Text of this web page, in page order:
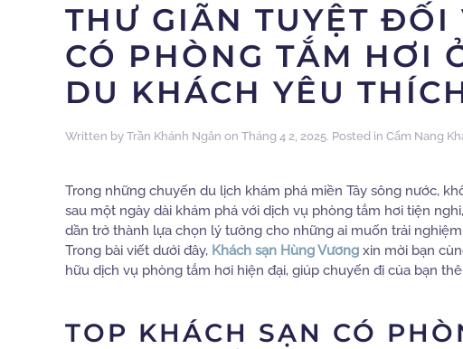
THƯ GIÃN TUYỆT ĐỐI
CÓ PHÒNG TẮM HƠI
DU KHÁCH YÊU
Written by Trần Khánh Ngân on Tháng 4 2, 2025. Posted in Cẩm Nang
Trong những chuyến du lịch khám phá miền Tây sông nước,
sau một ngày dài khám phá với dịch vụ phòng tắm hơi tiện
dần trở thành lựa chọn lý tưởng cho những ai muốn trải
Trong bài viết dưới đây, Khách sạn Hùng Vương xin mời bạn
hữu dịch vụ phòng tắm hơi hiện đại, giúp chuyến đi của bạn
TOP KHÁCH SẠN CÓ